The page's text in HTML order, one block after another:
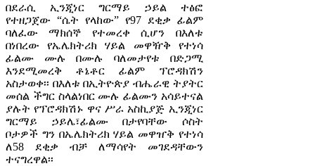
በደራሲ ኢንጂነር ግርማይ ኃይል ተፅፎ
የተዘጋጀው “ሴት የላከው” የ97 ደቂቃ ፊልም
ባለፈው ማክሰኞ የተመረቀ ሲሆን በእለቱ
በነበረው የኤሌክትሪክ ሃይል መዋዥቅ የተነሳ
ፊልሙ ሙሉ በሙሉ ባለመታየቱ በድጋሚ
እንደሚመረቅ ቶኔቶር ፊልም ፕሮዳክሽን
አስታወቀ፡፡ በእለቱ በኢትዮጵያ ብሔራዊ ትያትር
መሰል ችግር ስላልነበር ሙሉ ፊልሙን አሳይተናል
ያሉት የፕሮዳክሽኑ ዋና ሥራ አስኪያጅ ኢንጂነር
ግርማይ ኃይሌ፣ፊልሙ በታየባቸው ሶስት
ቦታዎች ግን በኤሌክትሪክ ሃይል መዋዠቅ የተነሳ
ለ58 ደቂቃ ብቻ ለማሳየት መገደዳቸውን
ተናግረዋል፡፡